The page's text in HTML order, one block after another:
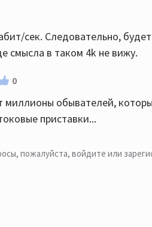
сек. Следовательно,
смысла в таком 4k не вижу.
0
обывателей,
приставки...
пожалуйста, войдите или